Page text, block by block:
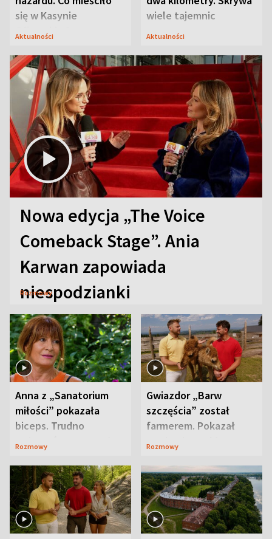
się w Kasynie
Oficerskim?
Aktualności
wiele tajemnic
Aktualności
Nowa edycja „The Voice
Comeback Stage”. Ania
Karwan zapowiada
niespodzianki
Rozmowy
Anna z „Sanatorium
miłości” pokazała
biceps. Trudno
uwierzyć, co przeszła
Rozmowy
Gwiazdor „Barw
szczęścia” został
farmerem. Pokazał
swoje niezwykłe
Rozmowy